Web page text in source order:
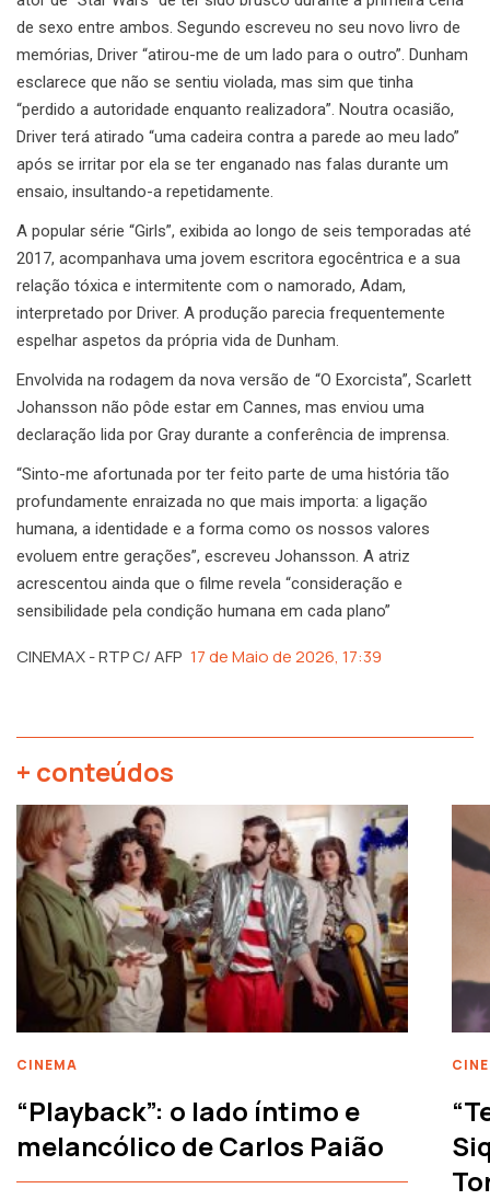
de sexo entre ambos. Segundo escreveu no seu novo livro de
memórias, Driver “atirou-me de um lado para o outro”. Dunham
esclarece que não se sentiu violada, mas sim que tinha
“perdido a autoridade enquanto realizadora”. Noutra ocasião,
Driver terá atirado “uma cadeira contra a parede ao meu lado”
após se irritar por ela se ter enganado nas falas durante um
ensaio, insultando-a repetidamente.
A popular série “Girls”, exibida ao longo de seis temporadas até
2017, acompanhava uma jovem escritora egocêntrica e a sua
relação tóxica e intermitente com o namorado, Adam,
interpretado por Driver. A produção parecia frequentemente
espelhar aspetos da própria vida de Dunham.
Envolvida na rodagem da nova versão de “O Exorcista”, Scarlett
Johansson não pôde estar em Cannes, mas enviou uma
declaração lida por Gray durante a conferência de imprensa.
“Sinto-me afortunada por ter feito parte de uma história tão
profundamente enraizada no que mais importa: a ligação
humana, a identidade e a forma como os nossos valores
evoluem entre gerações”, escreveu Johansson. A atriz
acrescentou ainda que o filme revela “consideração e
sensibilidade pela condição humana em cada plano”
CINEMAX - RTP C/ AFP 17 de Maio de 2026, 17:39
+ conteúdos
CINEMA
“Playback”: o lado íntimo e
melancólico de Carlos Paião